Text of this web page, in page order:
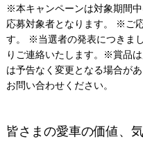
※本キャンペーンは対象期間
応募対象者となります。 ※ご
す。 ※当選者の発表につきま
りご連絡いたします。※賞品
は予告なく変更となる場合が
お問い合わせください。
皆さまの愛車の価値、